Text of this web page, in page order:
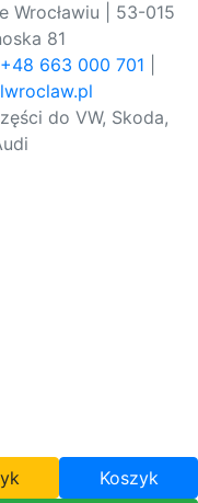
Wrocławiu | 53-015
81
+48 663 000 701
do VW, Skoda,
Koszyk